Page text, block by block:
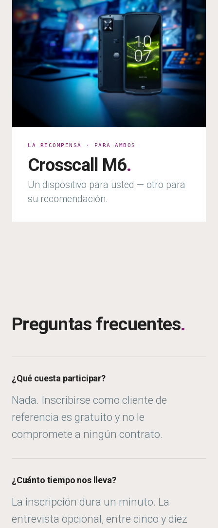
LA RECOMPENSA · PARA AMBOS
Crosscall M6.
Un dispositivo para usted — otro para
su recomendación.
Preguntas frecuentes.
¿Qué cuesta participar?
Nada. Inscribirse como cliente de
referencia es gratuito y no le
compromete a ningún contrato.
¿Cuánto tiempo nos lleva?
La inscripción dura un minuto. La
entrevista opcional, entre cinco y diez